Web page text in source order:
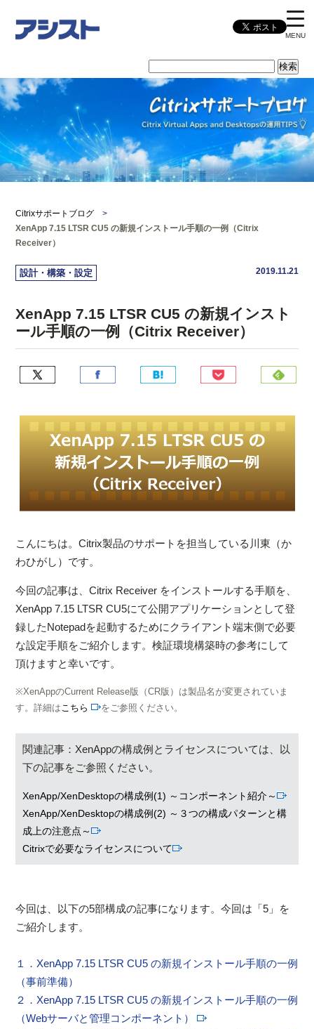
MENU
Citrixサポートブログ
>
XenApp 7.15 LTSR CU5 の新規インストール手順の一例（Citrix
Receiver）
設計・構築・設定 2019.11.21
XenApp 7.15 LTSR CU5 の新規インスト
ール手順の一例（Citrix Receiver）
こんにちは。Citrix製品のサポートを担当している川東（か
わひがし）です。
今回の記事は、Citrix Receiver をインストールする手順を、
XenApp 7.15 LTSR CU5にて公開アプリケーションとして登
録したNotepadを起動するためにクライアント端末側で必要
な設定手順をご紹介します。検証環境構築時の参考にして
頂けますと幸いです。
※XenAppのCurrent Release版（CR版）は製品名が変更されていま
す。詳細はこちら をご参照ください。
関連記事：XenAppの構成例とライセンスについては、以
下の記事をご参照ください。
XenApp/XenDesktopの構成例(1) ～コンポーネント紹介～
XenApp/XenDesktopの構成例(2) ～３つの構成パターンと構
成上の注意点～
Citrixで必要なライセンスについて
今回は、以下の5部構成の記事になります。今回は「5」を
ご紹介します。
１．XenApp 7.15 LTSR CU5 の新規インストール手順の一例
（事前準備）
２．XenApp 7.15 LTSR CU5 の新規インストール手順の一例
（Webサーバと管理コンポーネント）